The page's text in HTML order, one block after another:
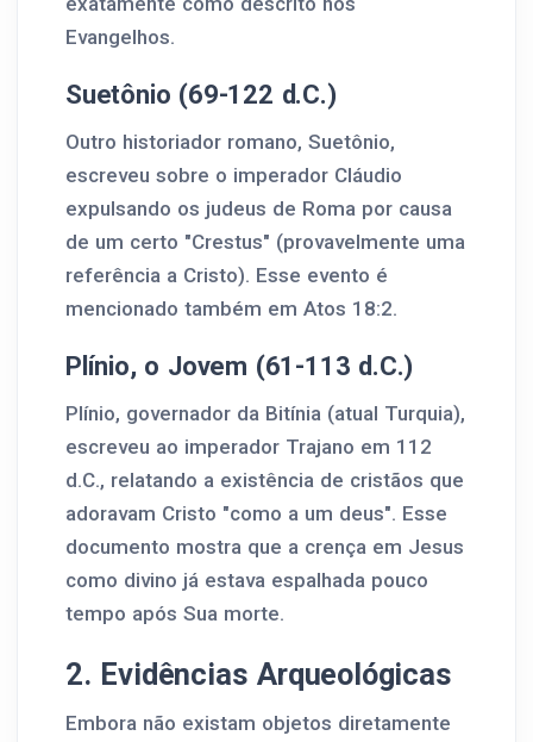
Evangelhos.
Suetônio (69-122 d.C.)
Outro historiador romano, Suetônio,
escreveu sobre o imperador Cláudio
expulsando os judeus de Roma por causa
de um certo "Crestus" (provavelmente uma
referência a Cristo). Esse evento é
mencionado também em Atos 18:2.
Plínio, o Jovem (61-113 d.C.)
Plínio, governador da Bitínia (atual Turquia),
escreveu ao imperador Trajano em 112
d.C., relatando a existência de cristãos que
adoravam Cristo "como a um deus". Esse
documento mostra que a crença em Jesus
como divino já estava espalhada pouco
tempo após Sua morte.
2. Evidências Arqueológicas
Embora não existam objetos diretamente